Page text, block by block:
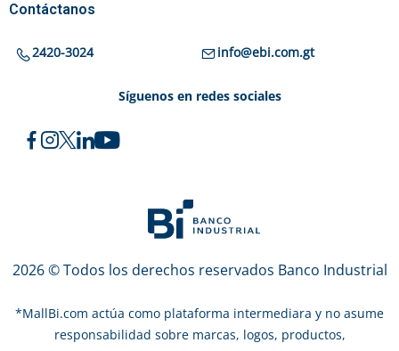
Contáctanos
2420-3024 info@ebi.com.gt
Síguenos en redes sociales
2026 © Todos los derechos reservados Banco Industrial
*MallBi.com actúa como plataforma intermediara y no asume
responsabilidad sobre marcas, logos, productos,